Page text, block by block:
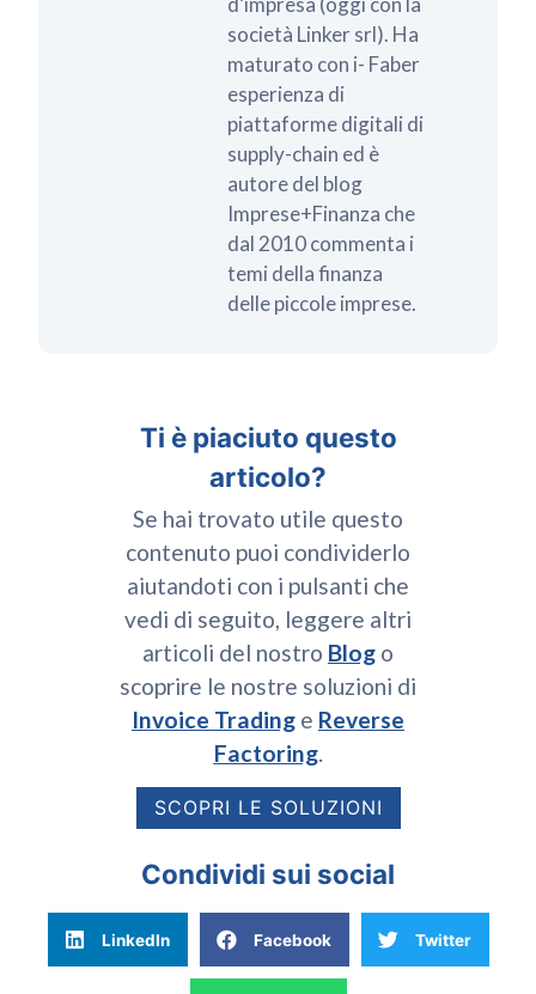
società Linker srl). Ha
maturato con i- Faber
esperienza di
piattaforme digitali di
supply-chain ed è
autore del blog
Imprese+Finanza che
dal 2010 commenta i
temi della finanza
delle piccole imprese.
Ti è piaciuto questo
articolo?
Se hai trovato utile questo
contenuto puoi condividerlo
aiutandoti con i pulsanti che
vedi di seguito, leggere altri
articoli del nostro Blog o
scoprire le nostre soluzioni di
Invoice Trading e Reverse
Factoring.
SCOPRI LE SOLUZIONI
Condividi sui social
LinkedIn Facebook Twitter